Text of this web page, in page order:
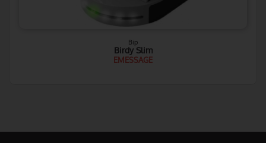
Bip
Birdy Slim
EMESSAGE